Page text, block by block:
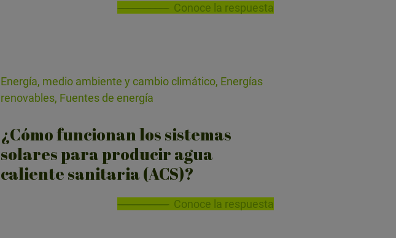
Conoce la respuesta
Energía, medio ambiente y cambio climático, Energías
renovables, Fuentes de energía
¿Cómo funcionan los sistemas
solares para producir agua
caliente sanitaria (ACS)?
Conoce la respuesta